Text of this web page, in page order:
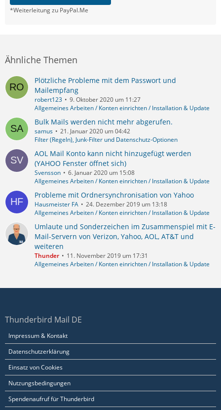
*Weiterleitung zu PayPal.Me
Ähnliche Themen
Plötzliche Probleme mit dem Passwort und
Mailempfang
robert123
9. Oktober 2020 um 11:27
Allgemeines Arbeiten / Konten einrichten / Installation & Update
Bulk Mails werden nicht mehr abgerufen.
samus
21. Januar 2020 um 04:42
Filter (Regeln), Junk-Filter und Datenschutz-Optionen
AOL Mail Konto kann nicht hinzugefügt werden
(YAHOO Fenster öffnet sich)
Svensson
6. Januar 2020 um 15:08
Allgemeines Arbeiten / Konten einrichten / Installation & Update
Probleme mit Ordnersynchronisation von Yahoo
Hausmeister FA
24. Dezember 2019 um 13:18
Allgemeines Arbeiten / Konten einrichten / Installation & Update
Umlaute und Sonderzeichen im Zusammenspiel mit E-
Mail-Servern von Verizon, Yahoo, AOL, AT&T und
weiteren
Thunder
11. November 2019 um 17:31
Allgemeines Arbeiten / Konten einrichten / Installation & Update
Thunderbird Mail DE
Impressum & Kontakt
Datenschutzerklärung
Einsatz von Cookies
Nutzungsbedingungen
Spendenaufruf für Thunderbird